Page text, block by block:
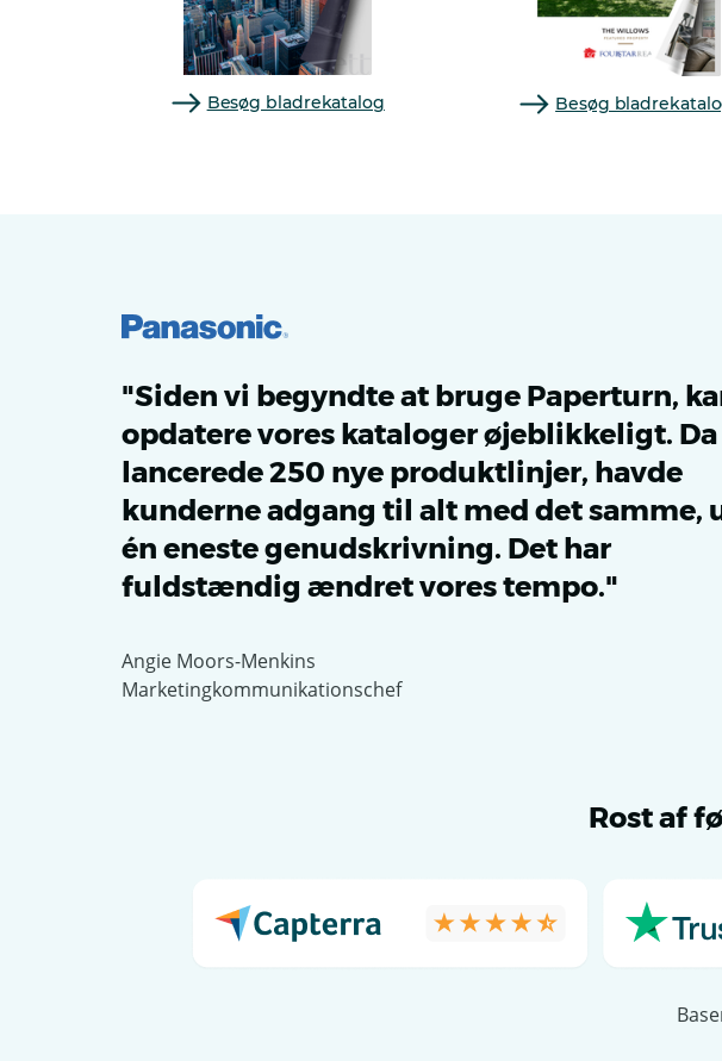
Besøg bladrekatalog Besøg
"Siden vi begyndte at bruge Paperturn,
opdatere vores kataloger øjeblikkeligt. Da
lancerede 250 nye produktlinjer, havde
kunderne adgang til alt med det samme,
én eneste genudskrivning. Det har
fuldstændig ændret vores tempo."
Angie Moors-Menkins
Marketingkommunikationschef
Rost af